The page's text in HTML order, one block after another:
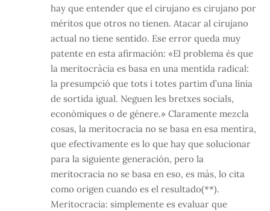
hay que entender que el cirujano es cirujano por
méritos que otros no tienen. Atacar al cirujano
actual no tiene sentido. Ese error queda muy
patente en esta afirmación: «El problema és que
la meritocràcia es basa en una mentida radical:
la presumpció que tots i totes partim d’una línia
de sortida igual. Neguen les bretxes socials,
econòmiques o de gènere.» Claramente mezcla
cosas, la meritocracia no se basa en esa mentira,
que efectivamente es lo que hay que solucionar
para la siguiente generación, pero la
meritocracia no se basa en eso, es más, lo cita
como origen cuando es el resultado(**).
Meritocracia: simplemente es evaluar que